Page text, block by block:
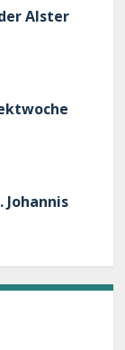
Alster